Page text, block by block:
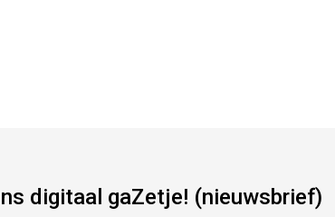
digitaal gaZetje! (nieuwsbrief)